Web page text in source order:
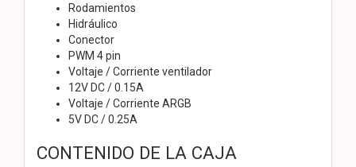
Rodamientos
Hidráulico
Conector
PWM 4 pin
Voltaje / Corriente ventilador
12V DC / 0.15A
Voltaje / Corriente ARGB
5V DC / 0.25A
CONTENIDO DE LA CAJA